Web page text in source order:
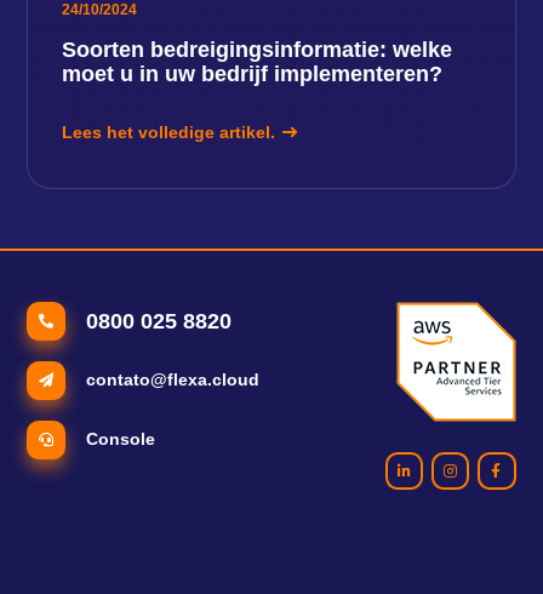
24/10/2024
Soorten bedreigingsinformatie: welke
moet u in uw bedrijf implementeren?
Lees het volledige artikel.
0800 025 8820
contato@flexa.cloud
Console